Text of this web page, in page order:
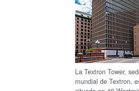
La Textron Tower,
mundial de Textron,